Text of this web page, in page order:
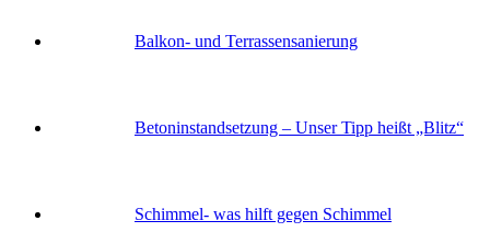
Balkon- und Terras­sen­sanierung
Betoninstandsetzung – Unser Tipp heißt „Blitz“
Schimmel- was hilft gegen Schimmel